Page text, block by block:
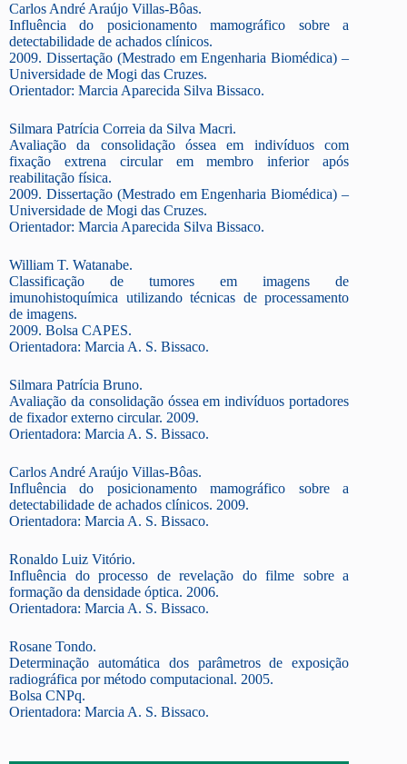
Carlos André Araújo Villas-Bôas.
Influência do posicionamento mamográfico sobre a
detectabilidade de achados clínicos.
2009. Dissertação (Mestrado em Engenharia Biomédica) –
Universidade de Mogi das Cruzes.
Orientador: Marcia Aparecida Silva Bissaco.
Silmara Patrícia Correia da Silva Macri.
Avaliação da consolidação óssea em indivíduos com
fixação extrena circular em membro inferior após
reabilitação física.
2009. Dissertação (Mestrado em Engenharia Biomédica) –
Universidade de Mogi das Cruzes.
Orientador: Marcia Aparecida Silva Bissaco.
William T. Watanabe.
Classificação de tumores em imagens de
imunohistoquímica utilizando técnicas de processamento
de imagens.
2009. Bolsa CAPES.
Orientadora: Marcia A. S. Bissaco.
Silmara Patrícia Bruno.
Avaliação da consolidação óssea em indivíduos portadores
de fixador externo circular. 2009.
Orientadora: Marcia A. S. Bissaco.
Carlos André Araújo Villas-Bôas.
Influência do posicionamento mamográfico sobre a
detectabilidade de achados clínicos. 2009.
Orientadora: Marcia A. S. Bissaco.
Ronaldo Luiz Vitório.
Influência do processo de revelação do filme sobre a
formação da densidade óptica. 2006.
Orientadora: Marcia A. S. Bissaco.
Rosane Tondo.
Determinação automática dos parâmetros de exposição
radiográfica por método computacional. 2005.
Bolsa CNPq.
Orientadora: Marcia A. S. Bissaco.